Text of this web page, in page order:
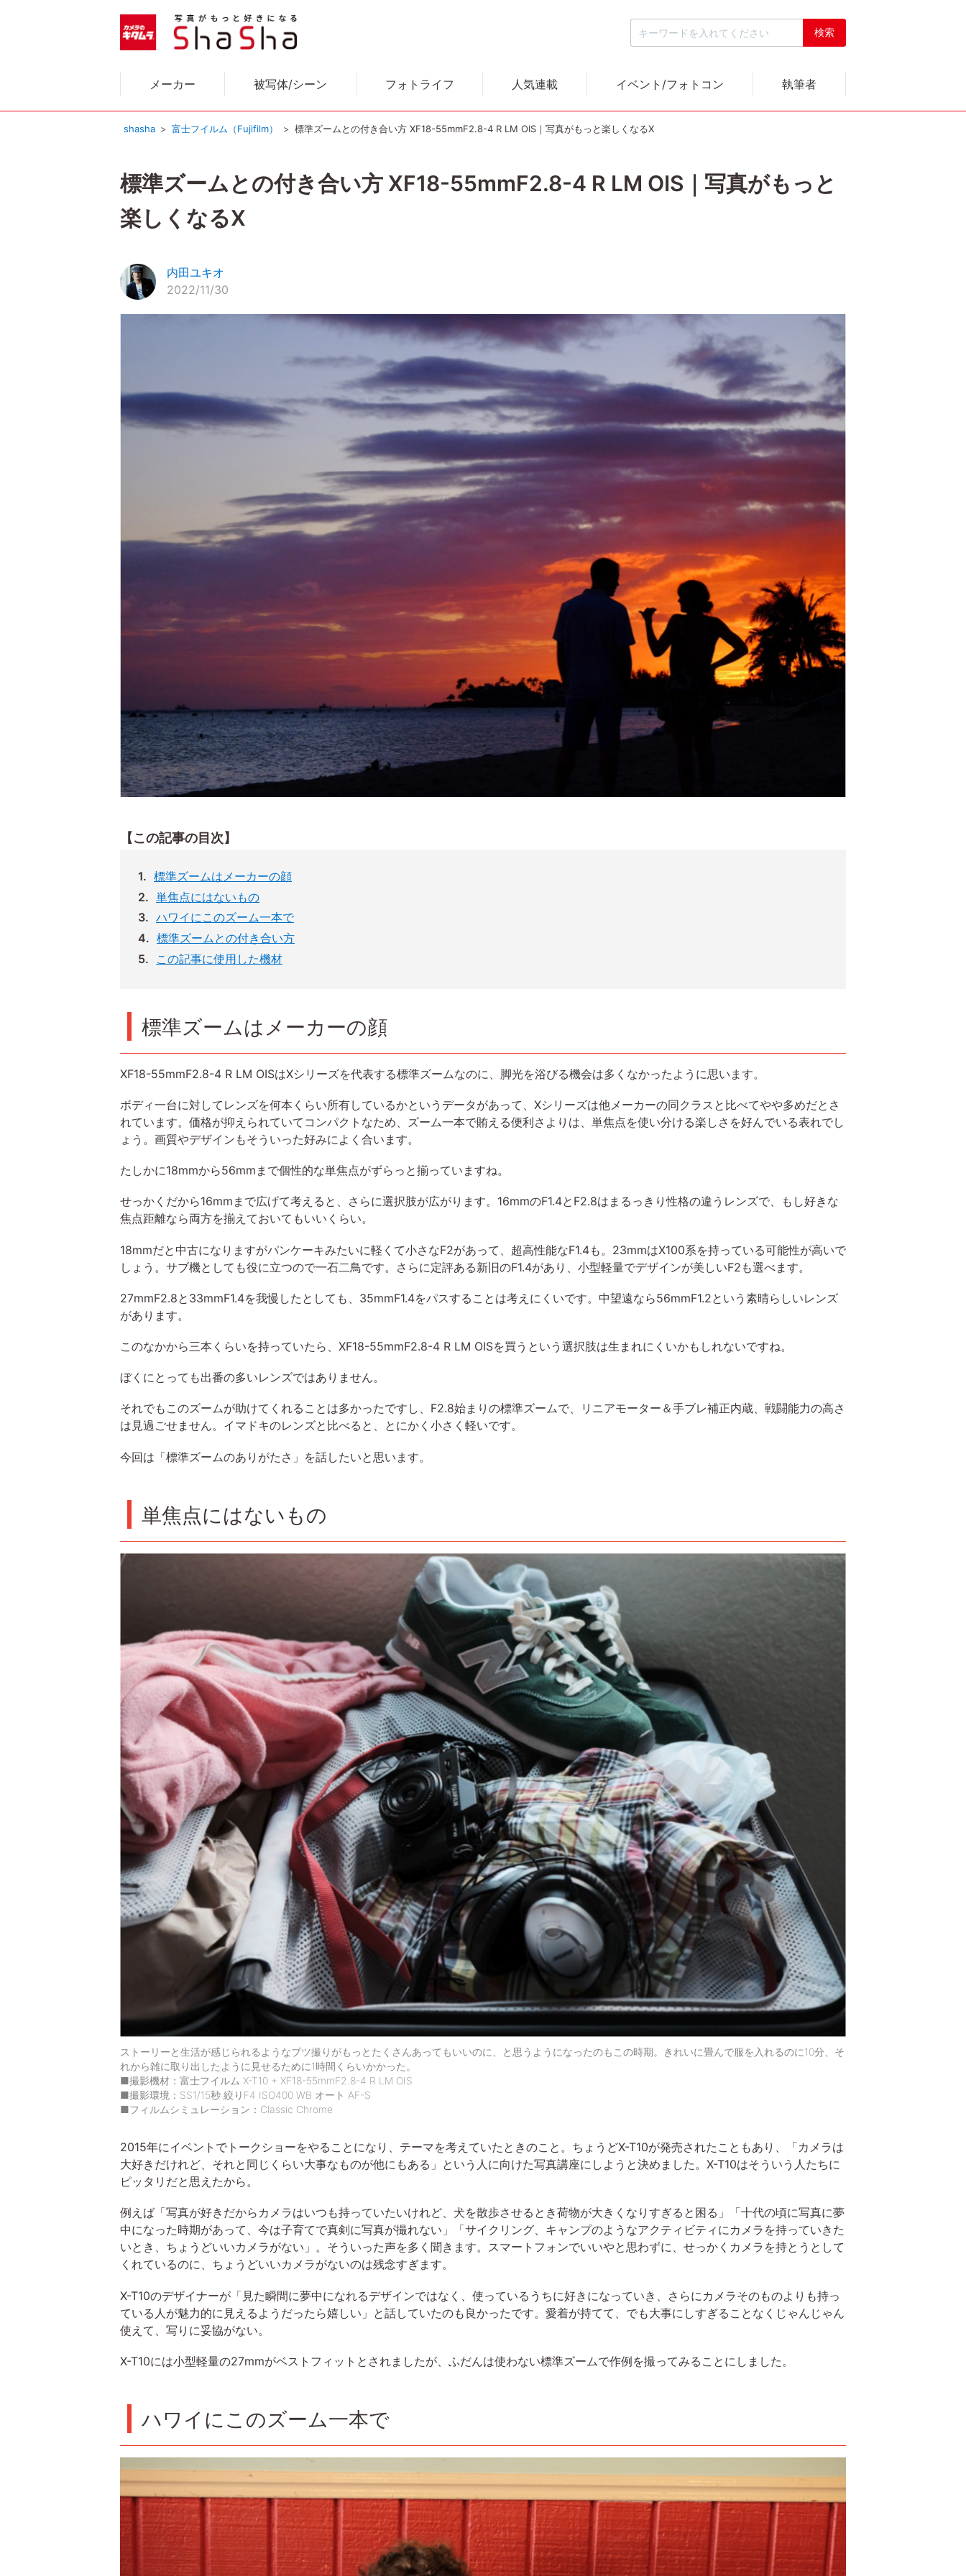
メーカー 被写体/シーン フォトライフ 人気連載 イベント/フォトコン 執筆者
shasha 富士フイルム（Fujifilm） 標準ズームとの付き合い方 XF18-55mmF2.8-4 R LM OIS｜写真がもっと楽しくなるX
標準ズームとの付き合い方 XF18-55mmF2.8-4 R LM OIS｜写真がもっと
楽しくなるX
内田ユキオ
2022/11/30
【この記事の目次】
標準ズームはメーカーの顔
単焦点にはないもの
ハワイにこのズーム一本で
標準ズームとの付き合い方
この記事に使用した機材
標準ズームはメーカーの顔
XF18-55mmF2.8-4 R LM OISはXシリーズを代表する標準ズームなのに、脚光を浴びる機会は多くなかったように思います。
ボディ一台に対してレンズを何本くらい所有しているかというデータがあって、Xシリーズは他メーカーの同クラスと比べてやや多めだとさ
れています。価格が抑えられていてコンパクトなため、ズーム一本で賄える便利さよりは、単焦点を使い分ける楽しさを好んでいる表れでし
ょう。画質やデザインもそういった好みによく合います。
たしかに18mmから56mmまで個性的な単焦点がずらっと揃っていますね。
せっかくだから16mmまで広げて考えると、さらに選択肢が広がります。16mmのF1.4とF2.8はまるっきり性格の違うレンズで、もし好きな
焦点距離なら両方を揃えておいてもいいくらい。
18mmだと中古になりますがパンケーキみたいに軽くて小さなF2があって、超高性能なF1.4も。23mmはX100系を持っている可能性が高いで
しょう。サブ機としても役に立つので一石二鳥です。さらに定評ある新旧のF1.4があり、小型軽量でデザインが美しいF2も選べます。
27mmF2.8と33mmF1.4を我慢したとしても、35mmF1.4をパスすることは考えにくいです。中望遠なら56mmF1.2という素晴らしいレンズ
があります。
このなかから三本くらいを持っていたら、XF18-55mmF2.8-4 R LM OISを買うという選択肢は生まれにくいかもしれないですね。
ぼくにとっても出番の多いレンズではありません。
それでもこのズームが助けてくれることは多かったですし、F2.8始まりの標準ズームで、リニアモーター＆手ブレ補正内蔵、戦闘能力の高さ
は見過ごせません。イマドキのレンズと比べると、とにかく小さく軽いです。
今回は「標準ズームのありがたさ」を話したいと思います。
単焦点にはないもの
ストーリーと生活が感じられるようなブツ撮りがもっとたくさんあってもいいのに、と思うようになったのもこの時期。きれいに畳んで服を入れるのに10分、そ
れから雑に取り出したように見せるために1時間くらいかかった。
■撮影機材：富士フイルム X-T10 + XF18-55mmF2.8-4 R LM OIS
■撮影環境：SS1/15秒 絞りF4 ISO400 WB オート AF-S
■フィルムシミュレーション：Classic Chrome
2015年にイベントでトークショーをやることになり、テーマを考えていたときのこと。ちょうどX-T10が発売されたこともあり、「カメラは
大好きだけれど、それと同じくらい大事なものが他にもある」という人に向けた写真講座にしようと決めました。X-T10はそういう人たちに
ピッタリだと思えたから。
例えば「写真が好きだからカメラはいつも持っていたいけれど、犬を散歩させるとき荷物が大きくなりすぎると困る」「十代の頃に写真に夢
中になった時期があって、今は子育てで真剣に写真が撮れない」「サイクリング、キャンプのようなアクティビティにカメラを持っていきた
いとき、ちょうどいいカメラがない」。そういった声を多く聞きます。スマートフォンでいいやと思わずに、せっかくカメラを持とうとして
くれているのに、ちょうどいいカメラがないのは残念すぎます。
X-T10のデザイナーが「見た瞬間に夢中になれるデザインではなく、使っているうちに好きになっていき、さらにカメラそのものよりも持っ
ている人が魅力的に見えるようだったら嬉しい」と話していたのも良かったです。愛着が持てて、でも大事にしすぎることなくじゃんじゃん
使えて、写りに妥協がない。
X-T10には小型軽量の27mmがベストフィットとされましたが、ふだんは使わない標準ズームで作例を撮ってみることにしました。
ハワイにこのズーム一本で